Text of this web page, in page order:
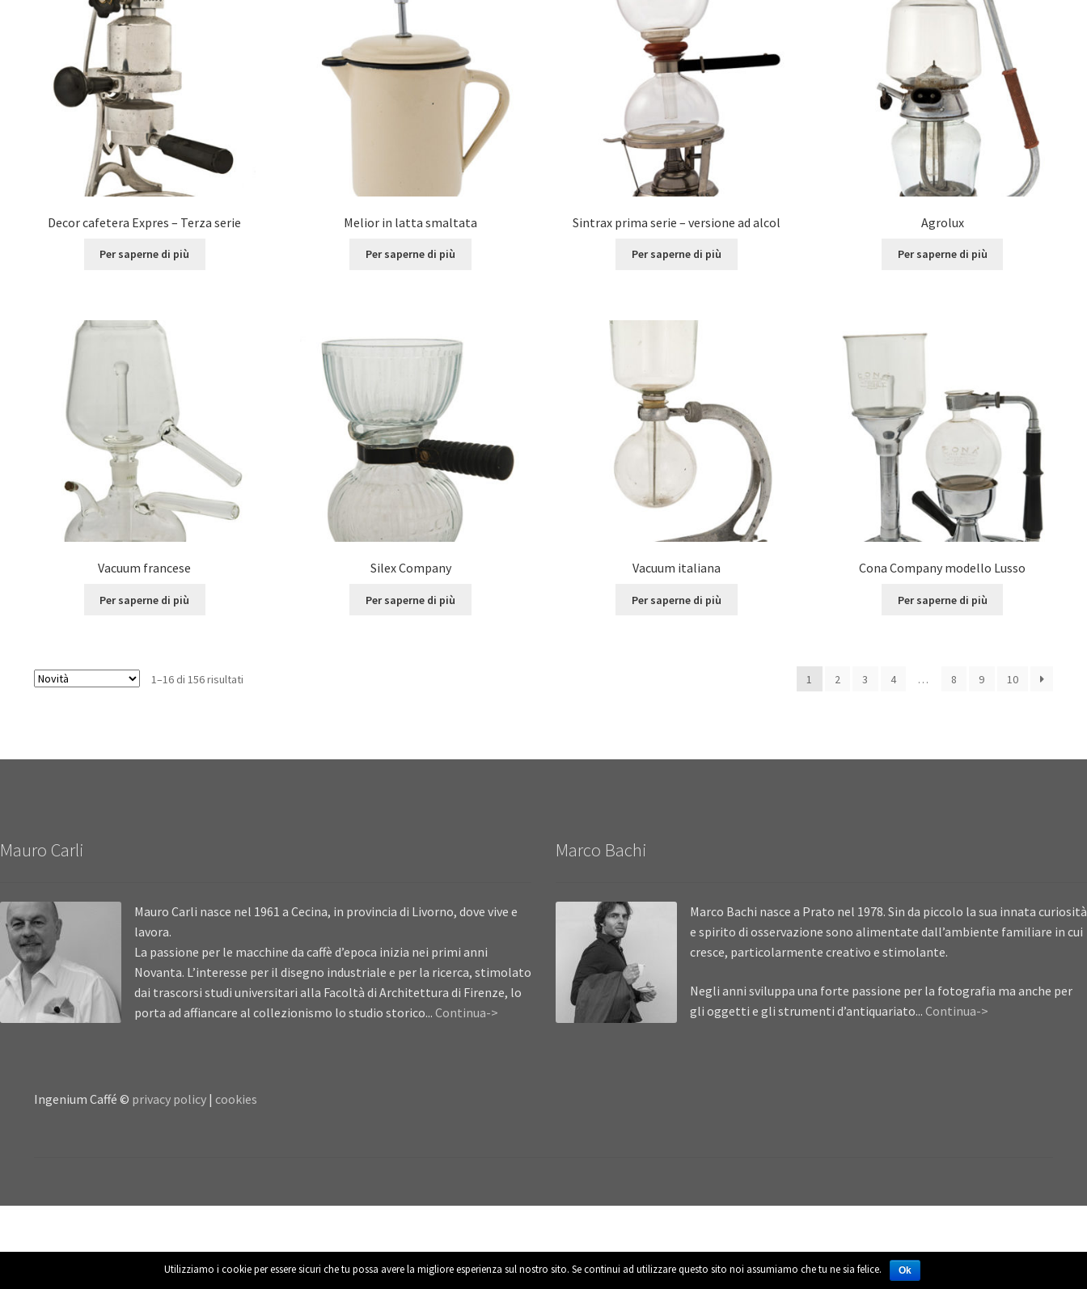
Decor cafetera Expres – Terza serie
Per saperne di più
Melior in latta smaltata
Per saperne di più
Sintrax prima serie – versione ad alcol
Per saperne di più
Agrolux
Per saperne di più
Vacuum francese
Per saperne di più
Silex Company
Per saperne di più
Vacuum italiana
Per saperne di più
Cona Company modello Lusso
Per saperne di più
1–16 di 156 risultati 1 2 3 4 … 8 9 10
Mauro Carli
Mauro Carli nasce nel 1961 a Cecina, in provincia di Livorno, dove vive e
lavora.
La passione per le macchine da caffè d’epoca inizia nei primi anni
Novanta. L’interesse per il disegno industriale e per la ricerca, stimolato
dai trascorsi studi universitari alla Facoltà di Architettura di Firenze, lo
porta ad affiancare al collezionismo lo studio storico... Continua->
Marco Bachi
Marco Bachi nasce a Prato nel 1978. Sin da piccolo la sua innata curiosità
e spirito di osservazione sono alimentate dall’ambiente familiare in cui
cresce, particolarmente creativo e stimolante.
Negli anni sviluppa una forte passione per la fotografia ma anche per
gli oggetti e gli strumenti d’antiquariato... Continua->
Ingenium Caffé © privacy policy| cookies
Utilizziamo i cookie per essere sicuri che tu possa avere la migliore esperienza sul nostro sito. Se continui ad utilizzare questo sito noi assumiamo che tu ne sia felice. Ok